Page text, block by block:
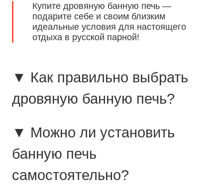
Купите дровяную банную печь —
подарите себе и своим близким
идеальные условия для настоящего
отдыха в русской парной!
▼ Как правильно выбрать
дровяную банную печь?
▼ Можно ли установить
банную печь
самостоятельно?